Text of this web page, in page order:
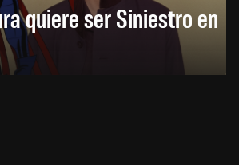
quiere ser Siniestro en